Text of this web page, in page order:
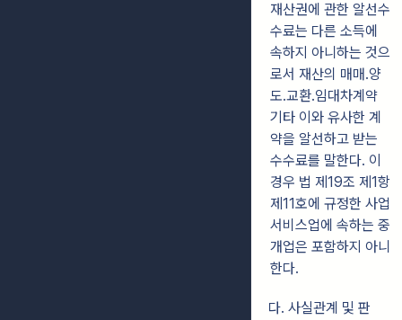
재산권에 관한 알선수
수료는 다른 소득에
속하지 아니하는 것으
로서 재산의 매매․양
도․교환․임대차계약
기타 이와 유사한 계
약을 알선하고 받는
수수료를 말한다. 이
경우 법 제19조 제1항
제11호에 규정한 사업
서비스업에 속하는 중
개업은 포함하지 아니
한다.
다. 사실관계 및 판